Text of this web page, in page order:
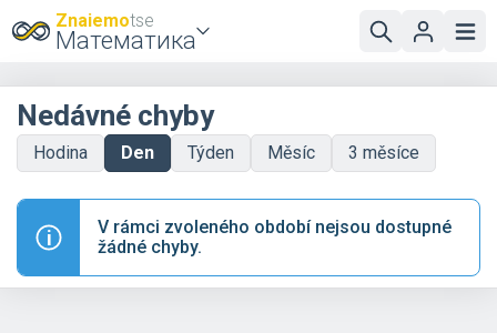
Znaiemotse
Математика
Nedávné chyby
Hodina Den Týden Měsíc 3 měsíce
V rámci zvoleného období nejsou dostupné
žádné chyby.